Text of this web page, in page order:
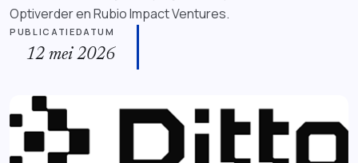
Optiverder en Rubio Impact Ventures.
PUBLICATIEDATUM
12 mei 2026